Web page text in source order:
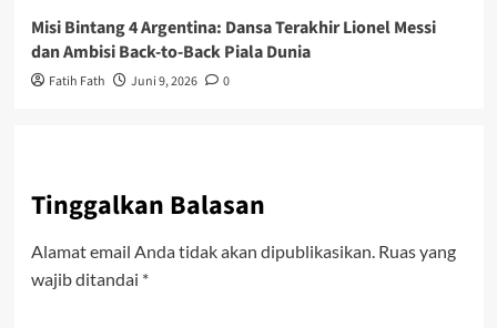
Misi Bintang 4 Argentina: Dansa Terakhir Lionel Messi
dan Ambisi Back-to-Back Piala Dunia
Fatih Fath Juni 9, 2026 0
Tinggalkan Balasan
Alamat email Anda tidak akan dipublikasikan. Ruas yang
wajib ditandai *